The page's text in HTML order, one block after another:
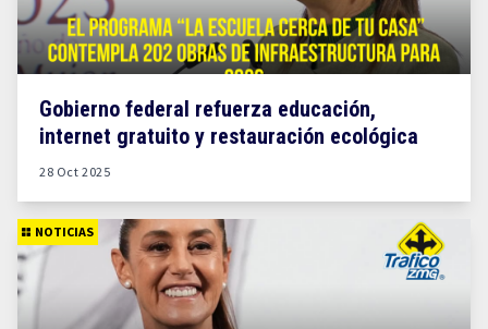
Gobierno federal refuerza educación,
internet gratuito y restauración ecológica
28 Oct 2025
NOTICIAS